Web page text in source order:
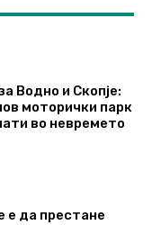
Водно и Скопје:
моторички парк
во невремето
е да престане